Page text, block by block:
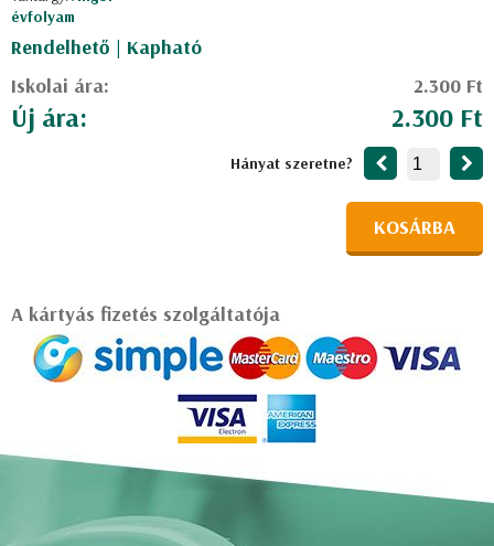
évfolyam
Rendelhető | Kapható
Iskolai ára:
2.300 Ft
Új ára: 2.300 Ft
Hányat szeretne?
KOSÁRBA
A kártyás fizetés szolgáltatója